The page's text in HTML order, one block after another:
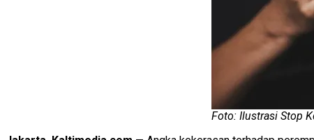
Foto: Ilustrasi Stop